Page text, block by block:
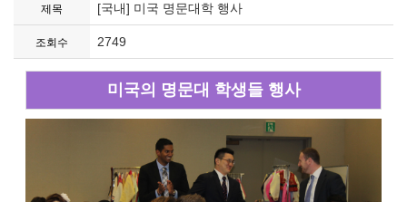
제목 [국내] 미국 명문대학 행사
조회수 2749
미국의 명문대 학생들 행사